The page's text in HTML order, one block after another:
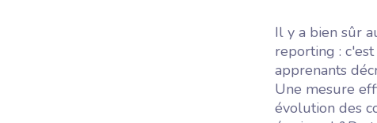
Il y a bien sûr
reporting :
apprenants
Une mesure
évolution des